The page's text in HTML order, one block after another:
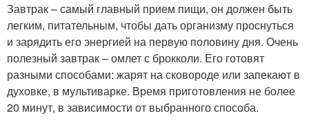
Завтрак – самый главный прием пищи, он должен быть
легким, питательным, чтобы дать организму проснуться
и зарядить его энергией на первую половину дня. Очень
полезный завтрак – омлет с брокколи. Его готовят
разными способами: жарят на сковороде или запекают в
духовке, в мультиварке. Время приготовления не более
20 минут, в зависимости от выбранного способа.